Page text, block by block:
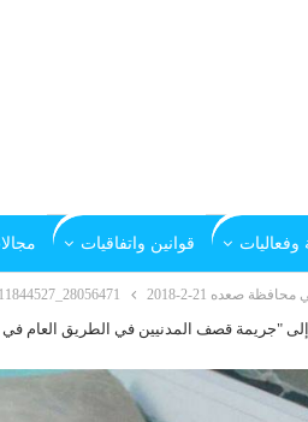
وفعاليات قوانين واتفاقيات
صعده 21-2-2018 28056471_949813411844527_8108271423409896149_n (1)
إلى "جريمة قصف المدنيين في الطريق العام في